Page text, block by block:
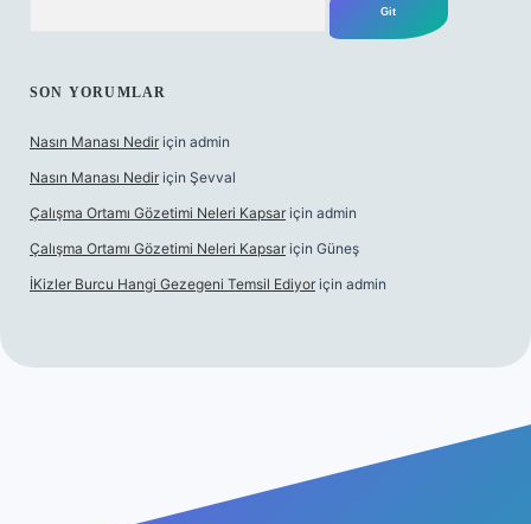
SON YORUMLAR
Nasın Manası Nedir için admin
Nasın Manası Nedir için Şevval
Çalışma Ortamı Gözetimi Neleri Kapsar için admin
Çalışma Ortamı Gözetimi Neleri Kapsar için Güneş
İKizler Burcu Hangi Gezegeni Temsil Ediyor için admin